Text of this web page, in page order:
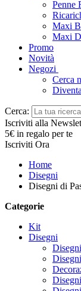
Penne
Maxi
Maxi
Promo
Novità
Negozi
Cerca
Cerca:
Iscriviti alla
5€ in regalo per te
Iscriviti Ora
Home
Disegni
Disegni di
Categorie
Kit
Disegni